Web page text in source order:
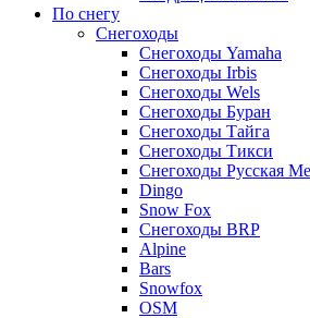
По снегу
Снегоходы
Снегоходы Yamaha
Снегоходы Irbis
Снегоходы Wels
Снегоходы Буран
Снегоходы Тайга
Снегоходы Тикси
Снегоходы Русская
Dingo
Snow Fox
Снегоходы BRP
Alpine
Bars
Snowfox
OSM